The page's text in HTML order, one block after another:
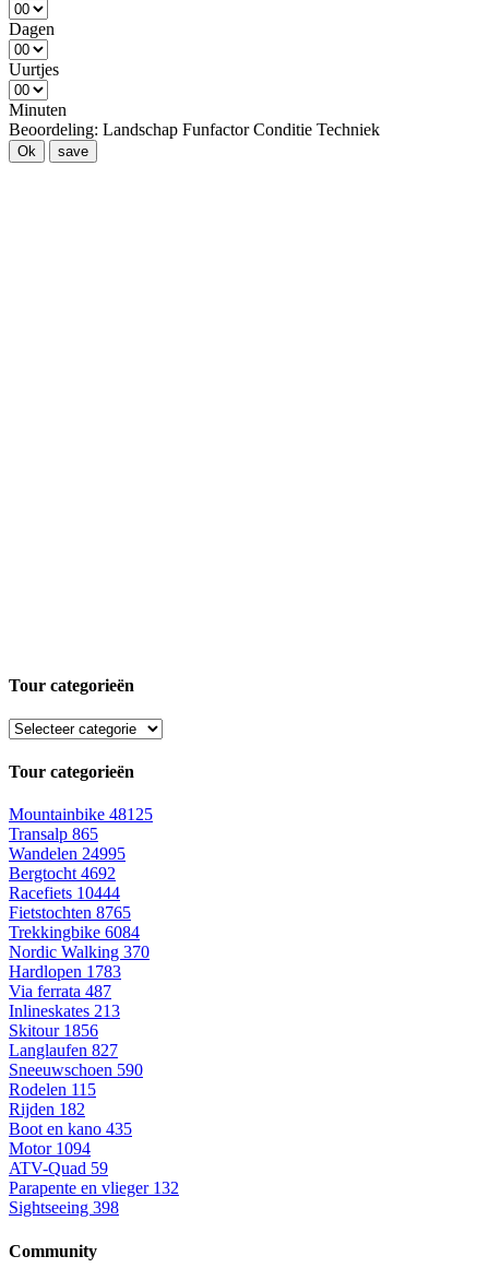
Dagen
Uurtjes
Minuten
Beoordeling: Landschap Funfactor Conditie Techniek
Ok save
Tour categorieën
Tour categorieën
Mountainbike 48125
Transalp 865
Wandelen 24995
Bergtocht 4692
Racefiets 10444
Fietstochten 8765
Trekkingbike 6084
Nordic Walking 370
Hardlopen 1783
Via ferrata 487
Inlineskates 213
Skitour 1856
Langlaufen 827
Sneeuwschoen 590
Rodelen 115
Rijden 182
Boot en kano 435
Motor 1094
ATV-Quad 59
Parapente en vlieger 132
Sightseeing 398
Community